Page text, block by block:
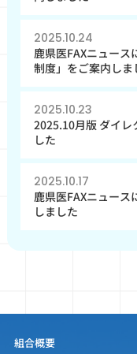
2025.10.24
鹿県医FAXニュース
制度」をご案内しま
2025.10.23
2025.10月版 ダイレ
した
2025.10.17
鹿県医FAXニュース
しました
組合概要